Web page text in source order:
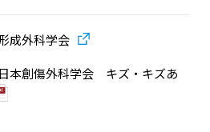
成外科学会
本創傷外科学会 キズ・キズあ